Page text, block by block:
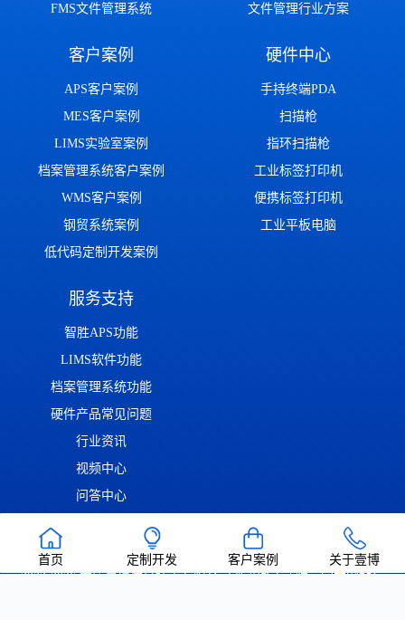
首页 定制开发 客户案例 关于壹博
FMS文件管理系统
文件管理行业方案
客户案例
APS客户案例
MES客户案例
LIMS实验室案例
档案管理系统客户案例
WMS客户案例
钢贸系统案例
低代码定制开发案例
硬件中心
手持终端PDA
扫描枪
指环扫描枪
工业标签打印机
便携标签打印机
工业平板电脑
服务支持
智胜APS功能
LIMS软件功能
档案管理系统功能
硬件产品常见问题
行业资讯
视频中心
问答中心
渝ICP备2022014306号 渝公网安备50011302001126号 | Copyright ©
2022-2026 重庆壹博信息技术有限公司 版权所有 | 唯一官方网站：